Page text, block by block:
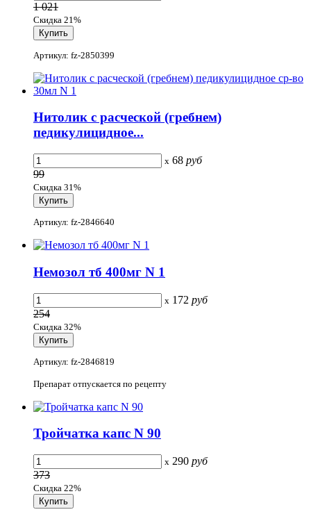
1 021
Скидка 21%
Артикул: fz-2850399
Нитолик с расческой (гребнем)
педикулицидное...
x 68 руб
99
Скидка 31%
Артикул: fz-2846640
Немозол тб 400мг N 1
x 172 руб
254
Скидка 32%
Артикул: fz-2846819
Препарат отпускается по рецепту
Тройчатка капс N 90
x 290 руб
373
Скидка 22%